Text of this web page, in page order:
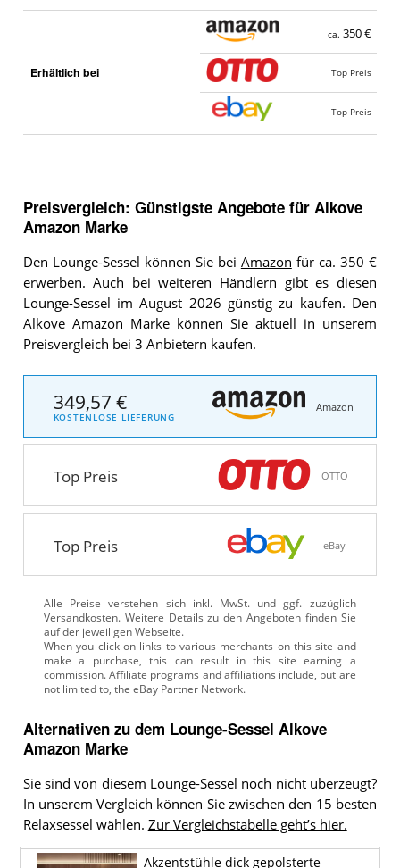
Erhältlich bei
ca. 350 €
Top Preis
Top Preis
Preisvergleich: Günstigste Angebote für Alkove
Amazon Marke
Den Lounge-Sessel können Sie bei Amazon für ca. 350 €
erwerben. Auch bei weiteren Händlern gibt es diesen
Lounge-Sessel im August 2026 günstig zu kaufen. Den
Alkove Amazon Marke können Sie aktuell in unserem
Preisvergleich bei 3 Anbietern kaufen.
349,57 €
KOSTENLOSE LIEFERUNG
Amazon
Top Preis OTTO
Top Preis eBay
Alle Preise verstehen sich inkl. MwSt. und ggf. zuzüglich
Versandkosten. Weitere Details zu den Angeboten finden Sie
auf der jeweiligen Webseite.
Alternativen zu dem Lounge-Sessel Alkove
Amazon Marke
Sie sind von diesem Lounge-Sessel noch nicht überzeugt?
In unserem Vergleich können Sie zwischen den 15 besten
Relaxsessel wählen. Zur Vergleichstabelle geht’s hier.
Akzentstühle dick gepolsterte